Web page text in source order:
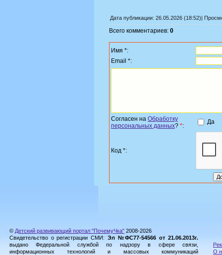
Дата публикации: 26.05.2026 (18:52)|
Всего комментариев: 0
Имя *:
Email *:
Согласен на Обработку
персональных данных? *:
Да
Код *:
© Детский развивающий портал "ПочемуЧка" 2008-2026
Свидетельство о регистрации СМИ: Эл №ФС77-54566 от 21.06.2013г.
выдано Федеральной службой по надзору в сфере связи,
информационных технологий и массовых коммуникаций
О